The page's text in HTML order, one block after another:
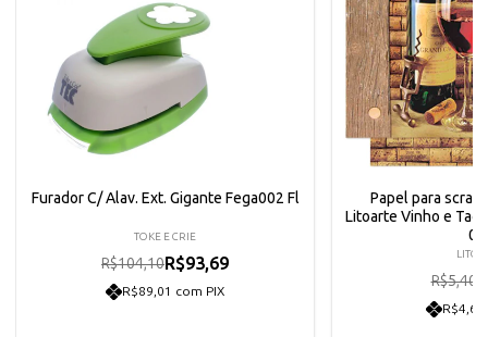
Furador C/ Alav. Ext. Gigante Fega002 Fl
TOKE E CRIE
R$104,10R$93,69
R$89,01 com PIX
Papel para
Litoarte Vinho e
R$5,40
R$4,62